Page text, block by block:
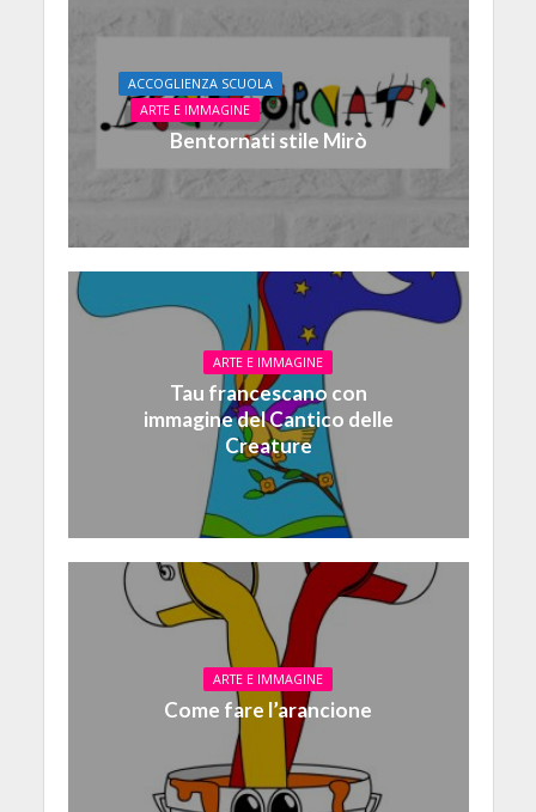
ACCOGLIENZA SCUOLA
ARTE E IMMAGINE
Bentornati stile Mirò
ARTE E IMMAGINE
Tau francescano con
immagine del Cantico delle
Creature
ARTE E IMMAGINE
Come fare l’arancione